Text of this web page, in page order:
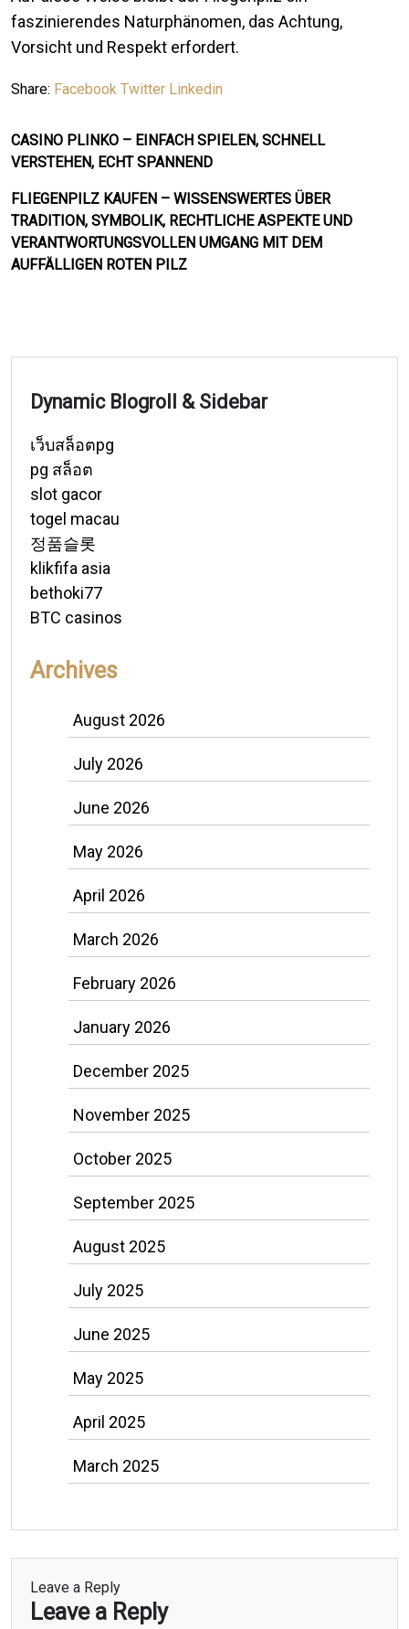
faszinierendes Naturphänomen, das Achtung,
Vorsicht und Respekt erfordert.
Share: Facebook Twitter Linkedin
CASINO PLINKO – EINFACH SPIELEN, SCHNELL
VERSTEHEN, ECHT SPANNEND
FLIEGENPILZ KAUFEN – WISSENSWERTES ÜBER
TRADITION, SYMBOLIK, RECHTLICHE ASPEKTE UND
VERANTWORTUNGSVOLLEN UMGANG MIT DEM
AUFFÄLLIGEN ROTEN PILZ
Dynamic Blogroll & Sidebar
เว็บสล็อตpg
pg สล็อต
slot gacor
togel macau
정품슬롯
klikfifa asia
bethoki77
BTC casinos
Archives
August 2026
July 2026
June 2026
May 2026
April 2026
March 2026
February 2026
January 2026
December 2025
November 2025
October 2025
September 2025
August 2025
July 2025
June 2025
May 2025
April 2025
March 2025
Leave a Reply
Leave a Reply